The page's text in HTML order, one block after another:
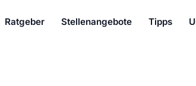
Ratgeber Stellenangebote Tipps